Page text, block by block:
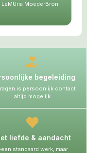
MoederBron
begeleiding
is persoonlijk contact
altijd mogelijk
liefde & aandacht
standaard werk, maar